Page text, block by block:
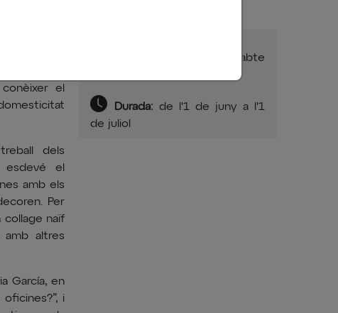
acull
el
dels
esdevé el
amb els
Per
collage naïf
altres
García, en
i
de dijous a dissabte
Durada: de l'1 de juny a l'1
de juliol